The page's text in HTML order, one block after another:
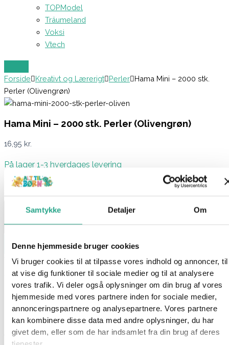
Samtykke Detaljer Om
Denne hjemmeside bruger cookies
Vi bruger cookies til at tilpasse vores indhold og annoncer, til
at vise dig funktioner til sociale medier og til at analysere
vores trafik. Vi deler også oplysninger om din brug af vores
hjemmeside med vores partnere inden for sociale medier,
annonceringspartnere og analysepartnere. Vores partnere
kan kombinere disse data med andre oplysninger, du har
givet dem, eller som de har indsamlet fra din brug af deres
TOPModel
Träumeland
Voksi
Vtech
Forside Kreativt og Lærerigt Perler Hama Mini – 2000 stk.
Perler (Olivengrøn)
Hama Mini – 2000 stk. Perler (Olivengrøn)
16,95 kr.
På lager 1-3 hverdages levering
På lager: På lager
Læg i kurv
Varenummer7063Kategorier Hama,Kreativt og Lærerigt,
Mærker,Perler
Spørg om produktet
Denne pose fra Hama indeholder intet mindre end 2000 perler i
farven: Olivengrøn